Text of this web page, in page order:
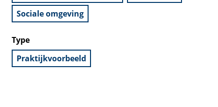
Sociale omgeving
Type
Praktijkvoorbeeld